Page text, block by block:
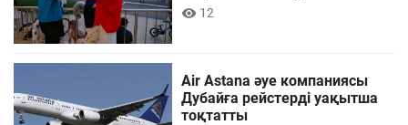
12
Air Astana әуе компаниясы
Дубайға рейстерді уақытша
тоқтатты